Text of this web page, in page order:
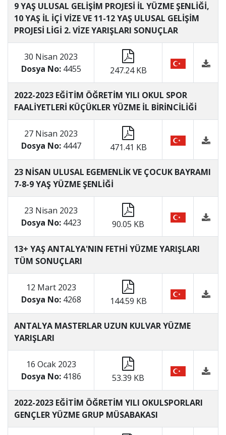
9 YAŞ ULUSAL GELİŞİM PROJESİ İL YÜZME ŞENLİĞİ,
10 YAŞ İL İÇİ VİZE VE 11-12 YAŞ ULUSAL GELİŞİM
PROJESİ LİGİ 2. VİZE YARIŞLARI SONUÇLAR
30 Nisan 2023
Dosya No:4455 247.24 KB
2022-2023 EĞİTİM ÖĞRETİM YILI OKUL SPOR
FAALİYETLERİ KÜÇÜKLER YÜZME İL BİRİNCİLİĞİ
27 Nisan 2023
Dosya No:4447 471.41 KB
23 NİSAN ULUSAL EGEMENLİK VE ÇOCUK BAYRAMI
7-8-9 YAŞ YÜZME ŞENLİĞİ
23 Nisan 2023
Dosya No:4423 90.05 KB
13+ YAŞ ANTALYA'NIN FETHİ YÜZME YARIŞLARI
TÜM SONUÇLARI
12 Mart 2023
Dosya No:4268 144.59 KB
ANTALYA MASTERLAR UZUN KULVAR YÜZME
YARIŞLARI
16 Ocak 2023
Dosya No:4186 53.39 KB
2022-2023 EĞİTİM ÖĞRETİM YILI OKULSPORLARI
GENÇLER YÜZME GRUP MÜSABAKASI